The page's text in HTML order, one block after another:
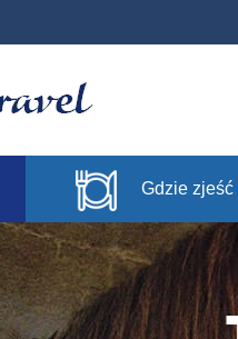
Gdzie zjeść